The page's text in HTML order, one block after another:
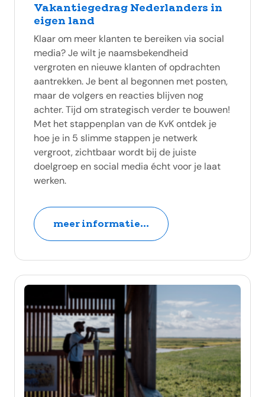
Vakantiegedrag Nederlanders in
eigen land
Klaar om meer klanten te bereiken via social
media? Je wilt je naamsbekendheid
vergroten en nieuwe klanten of opdrachten
aantrekken. Je bent al begonnen met posten,
maar de volgers en reacties blijven nog
achter. Tijd om strategisch verder te bouwen!
Met het stappenplan van de KvK ontdek je
hoe je in 5 slimme stappen je netwerk
vergroot, zichtbaar wordt bij de juiste
doelgroep en social media écht voor je laat
werken.
meer informatie...